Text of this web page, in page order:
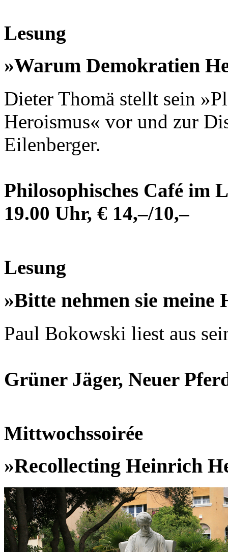
Lesung
»Warum Demokratien
Dieter Thomä stellt sein
Heroismus« vor und zur
Eilenberger.
Philosophisches Café im
19.00 Uhr, € 14,–/10,–
Lesung
»Bitte nehmen sie meine
Paul Bokowski liest aus
Grüner Jäger, Neuer
Mittwochssoirée
»Recollecting Heinrich